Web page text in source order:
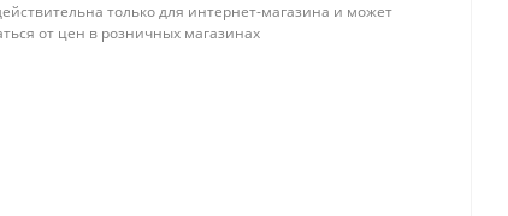
только для интернет-магазина и может
от цен в розничных магазинах